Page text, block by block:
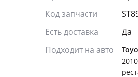
Код запчасти
Есть доставка
Да
Подходит на авто